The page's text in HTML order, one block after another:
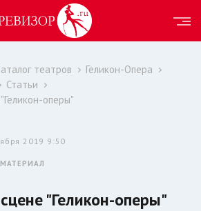
театров
Геликон-Опера
Статьи
оперы"
2019 9:50
МАТЕРИАЛ
"Геликон-оперы"